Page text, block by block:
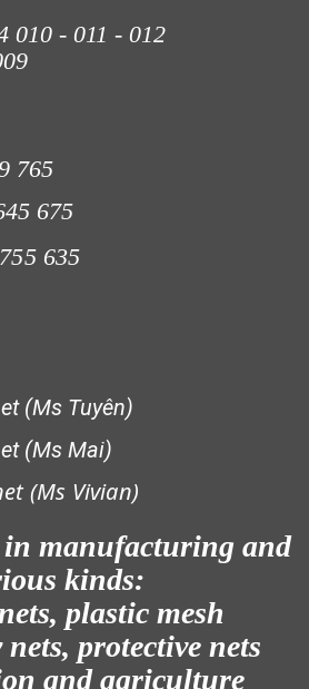
010 - 011 - 012
765
675
635
(Ms Tuyên)
(Ms Mai)
(Ms Vivian)
in manufacturing and
kinds:
plastic mesh
protective nets
and agriculture